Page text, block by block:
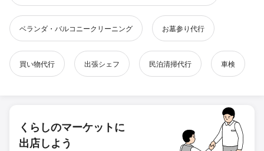
ベランダ・バルコニークリーニング お墓参り代行
買い物代行 出張シェフ 民泊清掃代行 車検
くらしのマーケットに
出店しよう